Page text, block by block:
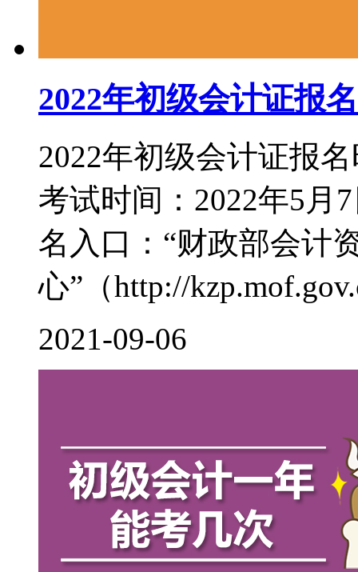
2022年初级会计证报
2022年初级会计证报
考试时间：2022年5月
名入口：“财政部会计
心”（http://
2021-09-06